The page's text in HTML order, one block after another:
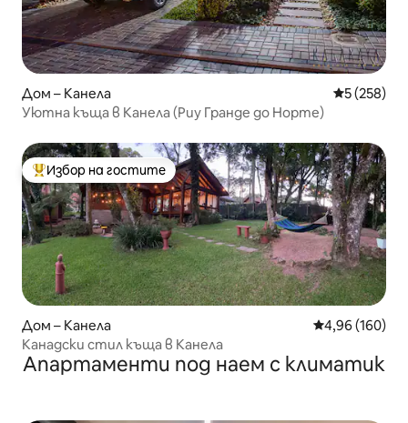
Дом – Канела Средна
5 (258)
Уютна къща в Канела (Риу Гранде до Норте)
Най-популярен избор на гостите
Избор на гостите
Дом – Канела Средна
4,96 (160)
Канадски стил къща в Канела
Апартаменти под наем с климатик